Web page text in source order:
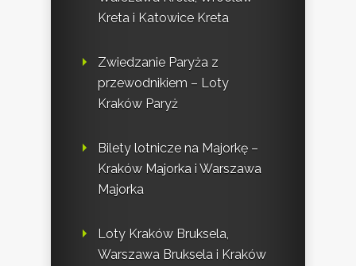
Kreta i Katowice Kreta
Zwiedzanie Paryża z
przewodnikiem – Loty
Kraków Paryż
Bilety lotnicze na Majorkę –
Kraków Majorka i Warszawa
Majorka
Loty Kraków Bruksela,
Warszawa Bruksela i Kraków